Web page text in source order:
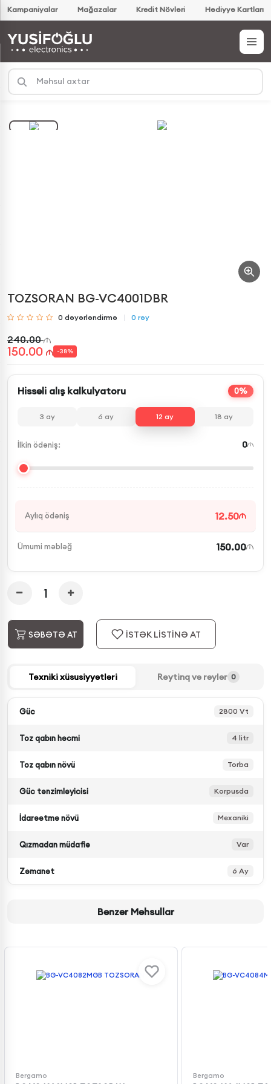
Kampaniyalar Mağazalar Kredit Növləri Hədiyyə Kartları
TOZSORAN BG-VC4001DBR
0 dəyərləndirmə 0 rəy
240.00
150.00 -38%
Hissəli alış kalkulyatoru 0%
3 ay 6 ay 12 ay 18 ay
İlkin ödəniş: 0
Aylıq ödəniş 12.50
Ümumi məbləğ 150.00
SƏBƏTƏ AT İSTƏK LİSTİNƏ AT
Texniki xüsusiyyətləri Reytinq və rəylər 0
Güc 2800 Vt
Toz qabın həcmi 4 litr
Toz qabın növü Torba
Güc tənzimləyicisi Korpusda
İdarəetmə növü Mexaniki
Qızmadan müdafiə Var
Zəmanət 6 Ay
Bənzər Məhsullar
Bergamo Bergamo